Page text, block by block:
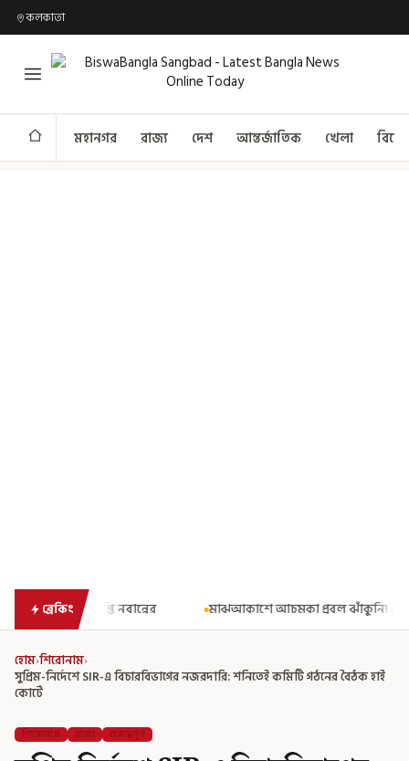
কলকাতা
মহানগর রাজ্য দেশ আন্তর্জাতিক খেলা
ব্রেকিংমাঝআকাশে আচমকা প্রবল ঝাঁকুনি! এয়ার ইন্ডিয়ার উড়ানে আতঙ্ক
হোম›শিরোনাম›
সুপ্রিম-নির্দেশে SIR-এ বিচারবিভাগের নজরদারি: শনিতেই কমিটি গঠনের বৈঠক হাই
কোর্টে
শিরোনাম রাজ্য গুরুত্বপূর্ণ